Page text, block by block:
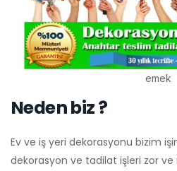
emek
Neden biz ?
Ev ve iş yeri dekorasyonu bizim
dekorasyon ve tadilat işleri zor ve